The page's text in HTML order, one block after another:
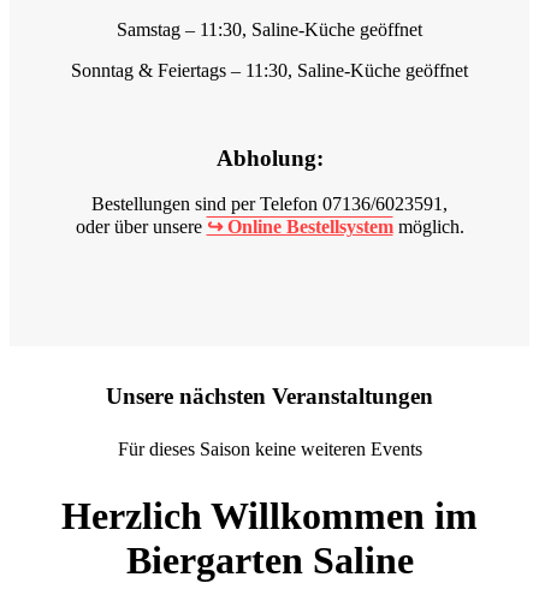
Samstag – 11:30, Saline-Küche geöffnet
Sonntag & Feiertags – 11:30, Saline-Küche geöffnet
Abholung:
Bestellungen sind per Telefon 07136/6023591,
oder über unsere ↪ Online Bestellsystemmöglich.
Unsere nächsten Veranstaltungen
Für dieses Saison keine weiteren Events
Herzlich Willkommen im
Biergarten Saline